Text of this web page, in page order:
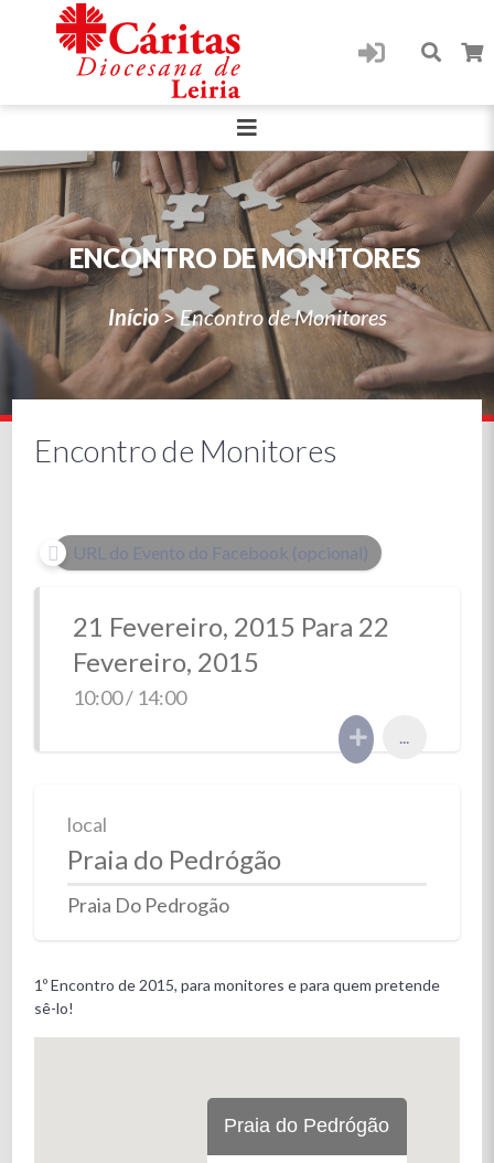
ENCONTRO DE MONITORES
Início>Encontro de Monitores
Encontro de Monitores
URL do Evento do Facebook (opcional)
21 Fevereiro, 2015 Para 22
Fevereiro, 2015
10:00 / 14:00
...
local
Praia do Pedrógão
Praia Do Pedrogão
1º Encontro de 2015, para monitores e para quem pretende
sê-lo!
Praia do Pedrógão